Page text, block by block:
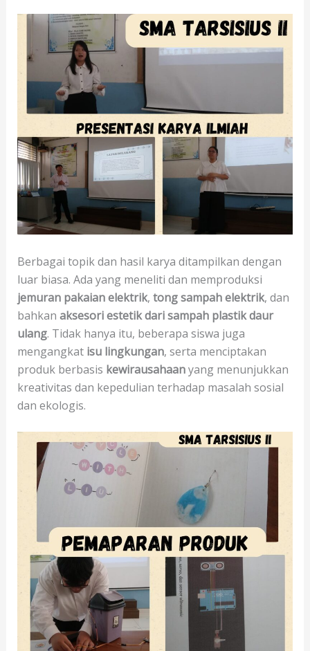
Berbagai topik dan hasil karya ditampilkan dengan
luar biasa. Ada yang meneliti dan memproduksi
jemuran pakaian elektrik, tong sampah elektrik, dan
bahkan aksesori estetik dari sampah plastik daur
ulang. Tidak hanya itu, beberapa siswa juga
mengangkat isu lingkungan, serta menciptakan
produk berbasis kewirausahaanyang menunjukkan
kreativitas dan kepedulian terhadap masalah sosial
dan ekologis.